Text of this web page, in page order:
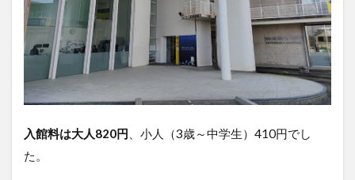
入館料は大人820円 、小人（3歳～中学生）410円でし
た。